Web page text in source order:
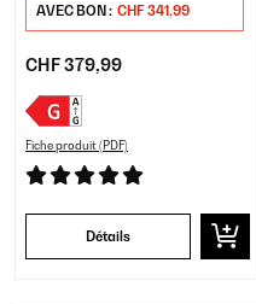
AVEC BON : CHF 341,99
CHF 379,99
Fiche produit (PDF)
Détails